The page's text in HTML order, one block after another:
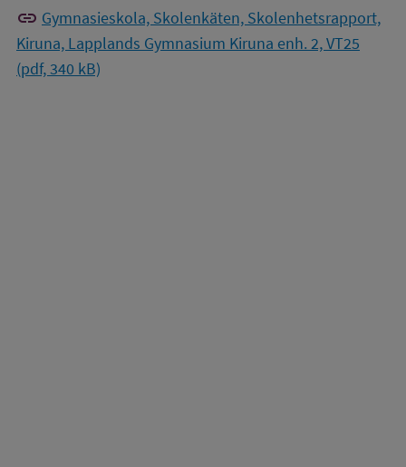
link Gymnasieskola, Skolenkäten, Skolenhetsrapport,
Kiruna, Lapplands Gymnasium Kiruna enh. 2, VT25
(pdf, 340 kB)